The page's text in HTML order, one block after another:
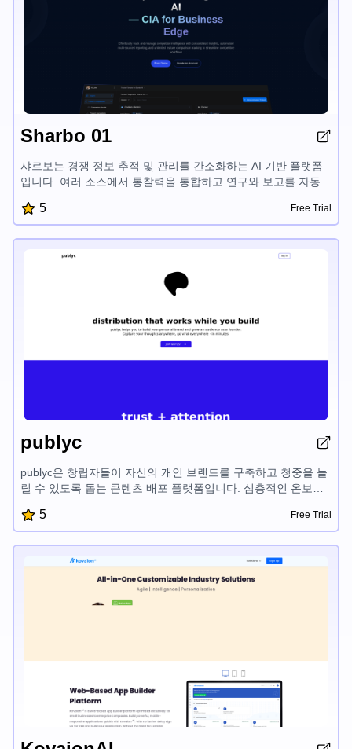
Sharbo 01
샤르보는 경쟁 정보 추적 및 관리를 간소화하는 AI 기반 플랫폼
입니다. 여러 소스에서 통찰력을 통합하고 연구와 보고를 자동화
업이 경쟁 워크플로를 간소화하고 경쟁력을 유지할 수 있습니다.
5 Free Trial
publyc
publyc은 창립자들이 자신의 개인 브랜드를 구축하고 청중을 늘
릴 수 있도록 돕는 콘텐츠 배포 플랫폼입니다. 심층적인 온보딩,
하의 일상적인 통찰력을 참여도 높은 LinkedIn 및 Twitter 게시물
로 변환하여 귀하의 영향력을 유기적으로 높입니다. 창립자를 위
폭시켜 사업에 적합한 청중과의 신뢰를 구축할 수 있게 해줍니
5 Free Trial